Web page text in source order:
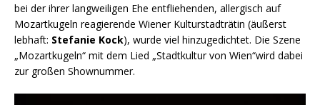
bei der ihrer langweiligen Ehe entfliehenden, allergisch auf
Mozartkugeln reagierende Wiener Kulturstadträtin (äußerst
lebhaft: Stefanie Kock), wurde viel hinzugedichtet. Die Szene
„Mozartkugeln“ mit dem Lied „Stadtkultur von Wien“wird dabei
zur großen Shownummer.